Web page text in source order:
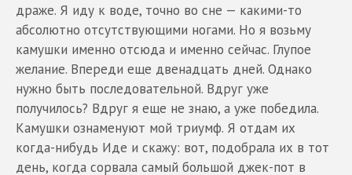
драже. Я иду к воде, точно во сне — какими-то
абсолютно отсутствующими ногами. Но я возьму
камушки именно отсюда и именно сейчас. Глупое
желание. Впереди еще двенадцать дней. Однако
нужно быть последовательной. Вдруг уже
получилось? Вдруг я еще не знаю, а уже победила.
Камушки ознаменуют мой триумф. Я отдам их
когда-нибудь Иде и скажу: вот, подобрала их в тот
день, когда сорвала самый большой джек-пот в